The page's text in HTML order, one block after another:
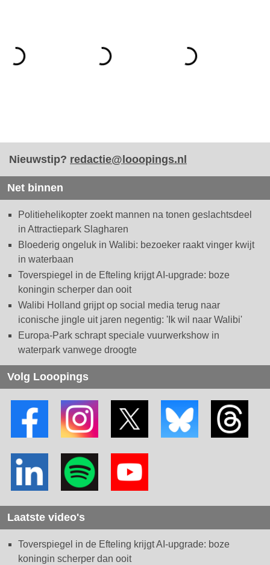
Nieuwstip? redactie@looopings.nl
Net binnen
Politiehelikopter zoekt mannen na tonen geslachtsdeel
in Attractiepark Slagharen
Bloederig ongeluk in Walibi: bezoeker raakt vinger kwijt
in waterbaan
Toverspiegel in de Efteling krijgt AI-upgrade: boze
koningin scherper dan ooit
Walibi Holland grijpt op social media terug naar
iconische jingle uit jaren negentig: 'Ik wil naar Walibi'
Europa-Park schrapt speciale vuurwerkshow in
waterpark vanwege droogte
Volg Looopings
Laatste video's
Toverspiegel in de Efteling krijgt AI-upgrade: boze
koningin scherper dan ooit